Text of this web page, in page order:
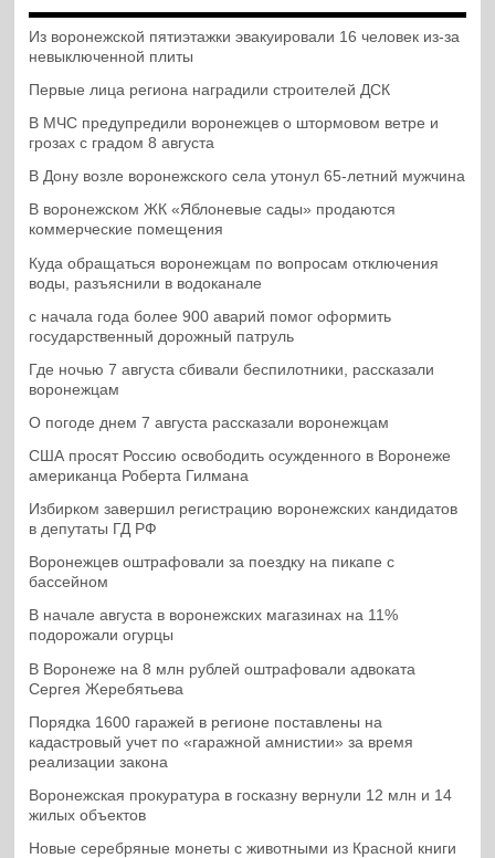
Из воронежской пятиэтажки эвакуировали 16 человек из-за
невыключенной плиты
Первые лица региона наградили строителей ДСК
В МЧС предупредили воронежцев о штормовом ветре и
грозах с градом 8 августа
В Дону возле воронежского села утонул 65-летний мужчина
В воронежском ЖК «Яблоневые сады» продаются
коммерческие помещения
Куда обращаться воронежцам по вопросам отключения
воды, разъяснили в водоканале
с начала года более 900 аварий помог оформить
государственный дорожный патруль
Где ночью 7 августа сбивали беспилотники, рассказали
воронежцам
О погоде днем 7 августа рассказали воронежцам
США просят Россию освободить осужденного в Воронеже
американца Роберта Гилмана
Избирком завершил регистрацию воронежских кандидатов
в депутаты ГД РФ
Воронежцев оштрафовали за поездку на пикапе с
бассейном
В начале августа в воронежских магазинах на 11%
подорожали огурцы
В Воронеже на 8 млн рублей оштрафовали адвоката
Сергея Жеребятьева
Порядка 1600 гаражей в регионе поставлены на
кадастровый учет по «гаражной амнистии» за время
реализации закона
Воронежская прокуратура в госказну вернули 12 млн и 14
жилых объектов
Новые серебряные монеты с животными из Красной книги